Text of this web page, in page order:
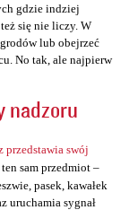
gdzie indziej
się nie liczy. W
lub obejrzeć
No tak, ale najpierw
nadzoru
swój
sam przedmiot –
pasek, kawałek
uruchamia sygnał